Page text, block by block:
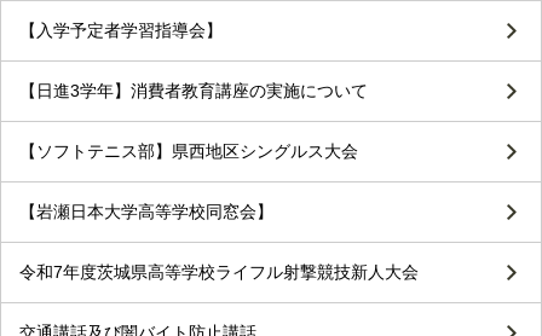
【入学予定者学習指導会】
【日進3学年】消費者教育講座の実施について
【ソフトテニス部】県西地区シングルス大会
【岩瀬日本大学高等学校同窓会】
令和7年度茨城県高等学校ライフル射撃競技新人大会
交通講話及び闇バイト防止講話